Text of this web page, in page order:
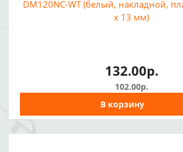
DM120NC-WT (белый, накладной,
х 13 мм)
132.00р.
102.00р.
В корзину